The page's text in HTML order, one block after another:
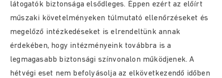
látogatók biztonsága elsődleges. Éppen ezért az előírt
műszaki követelményeken túlmutató ellenőrzéseket és
megelőző intézkedéseket is elrendeltünk annak
érdekében, hogy intézményeink továbbra is a
legmagasabb biztonsági színvonalon működjenek. A
hétvégi eset nem befolyásolja az elkövetkezendő időben